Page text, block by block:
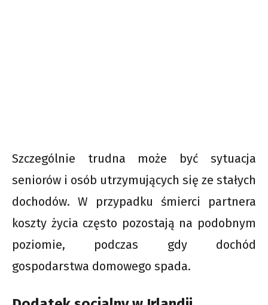
Szczególnie trudna może być sytuacja
seniorów i osób utrzymujących się ze stałych
dochodów. W przypadku śmierci partnera
koszty życia często pozostają na podobnym
poziomie, podczas gdy dochód
gospodarstwa domowego spada.